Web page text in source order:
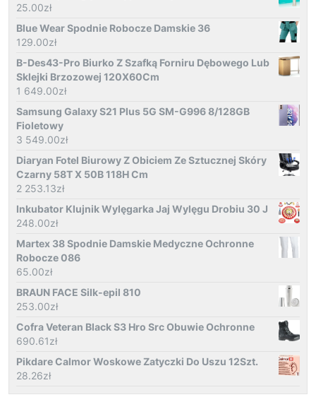
25.00zł
Blue Wear Spodnie Robocze Damskie 36
129.00zł
B-Des43-Pro Biurko Z Szafką Forniru Dębowego Lub
Sklejki Brzozowej 120X60Cm
1 649.00zł
Samsung Galaxy S21 Plus 5G SM-G996 8/128GB
Fioletowy
3 549.00zł
Diaryan Fotel Biurowy Z Obiciem Ze Sztucznej Skóry
Czarny 58T X 50B 118H Cm
2 253.13zł
Inkubator Klujnik Wylęgarka Jaj Wylęgu Drobiu 30 J
248.00zł
Martex 38 Spodnie Damskie Medyczne Ochronne
Robocze 086
65.00zł
BRAUN FACE Silk-epil 810
253.00zł
Cofra Veteran Black S3 Hro Src Obuwie Ochronne
690.61zł
Pikdare Calmor Woskowe Zatyczki Do Uszu 12Szt.
28.26zł